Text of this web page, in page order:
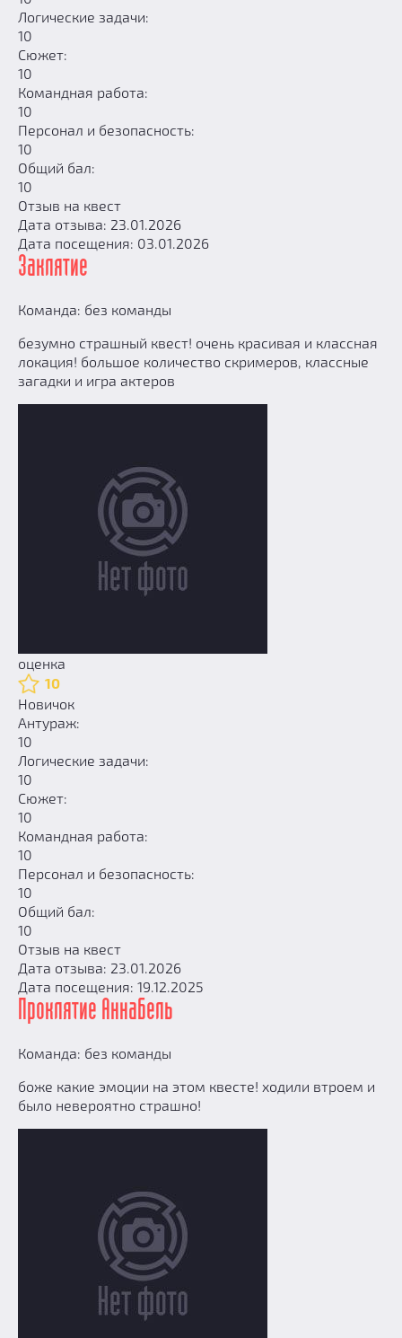
Логические задачи:
10
Сюжет:
10
Командная работа:
10
Персонал и безопасность:
10
Общий бал:
10
Отзыв на квест
Дата отзыва: 23.01.2026
Дата посещения: 03.01.2026
Заклятие
Команда: без команды
безумно страшный квест! очень красивая и классная
локация! большое количество скримеров, классные
загадки и игра актеров
оценка
10
Новичок
Антураж:
10
Логические задачи:
10
Сюжет:
10
Командная работа:
10
Персонал и безопасность:
10
Общий бал:
10
Отзыв на квест
Дата отзыва: 23.01.2026
Дата посещения: 19.12.2025
Проклятие Аннабель
Команда: без команды
боже какие эмоции на этом квесте! ходили втроем и
было невероятно страшно!